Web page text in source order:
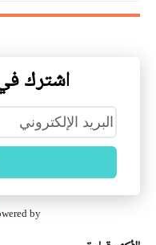
اشترك في
by